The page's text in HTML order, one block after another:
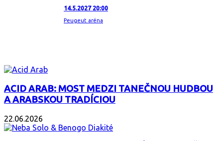
14.5.2027 20:00
Peugeut aréna
ACID ARAB: MOST MEDZI TANEČNOU HUDBOU
A ARABSKOU TRADÍCIOU
22.06.2026